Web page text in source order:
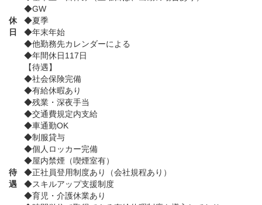
休
日
◆GW
◆夏季
◆年末年始
◆他勤務先カレンダーによる
◆年間休日117日
待
遇
【待遇】
◆社会保険完備
◆有給休暇あり
◆残業・深夜手当
◆交通費規定内支給
◆車通勤OK
◆制服貸与
◆個人ロッカー完備
◆屋内禁煙（喫煙室有）
◆正社員登用制度あり（会社規程あり）
◆スキルアップ支援制度
◆育児・介護休業あり